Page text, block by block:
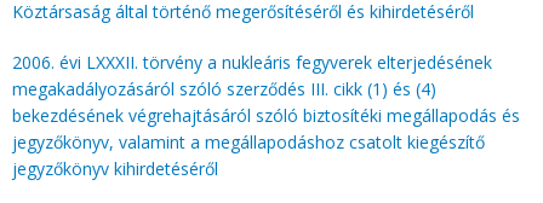
Köztársaság által történő megerősítéséről és kihirdetéséről
2006. évi LXXXII. törvény a nukleáris fegyverek elterjedésének
megakadályozásáról szóló szerződés III. cikk (1) és (4)
bekezdésének végrehajtásáról szóló biztosítéki megállapodás és
jegyzőkönyv, valamint a megállapodáshoz csatolt kiegészítő
jegyzőkönyv kihirdetéséről